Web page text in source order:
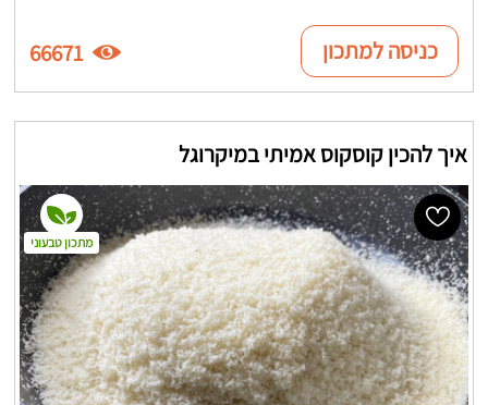
כניסה למתכון 66671
איך להכין קוסקוס אמיתי במיקרוגל
מתכון טבעוני